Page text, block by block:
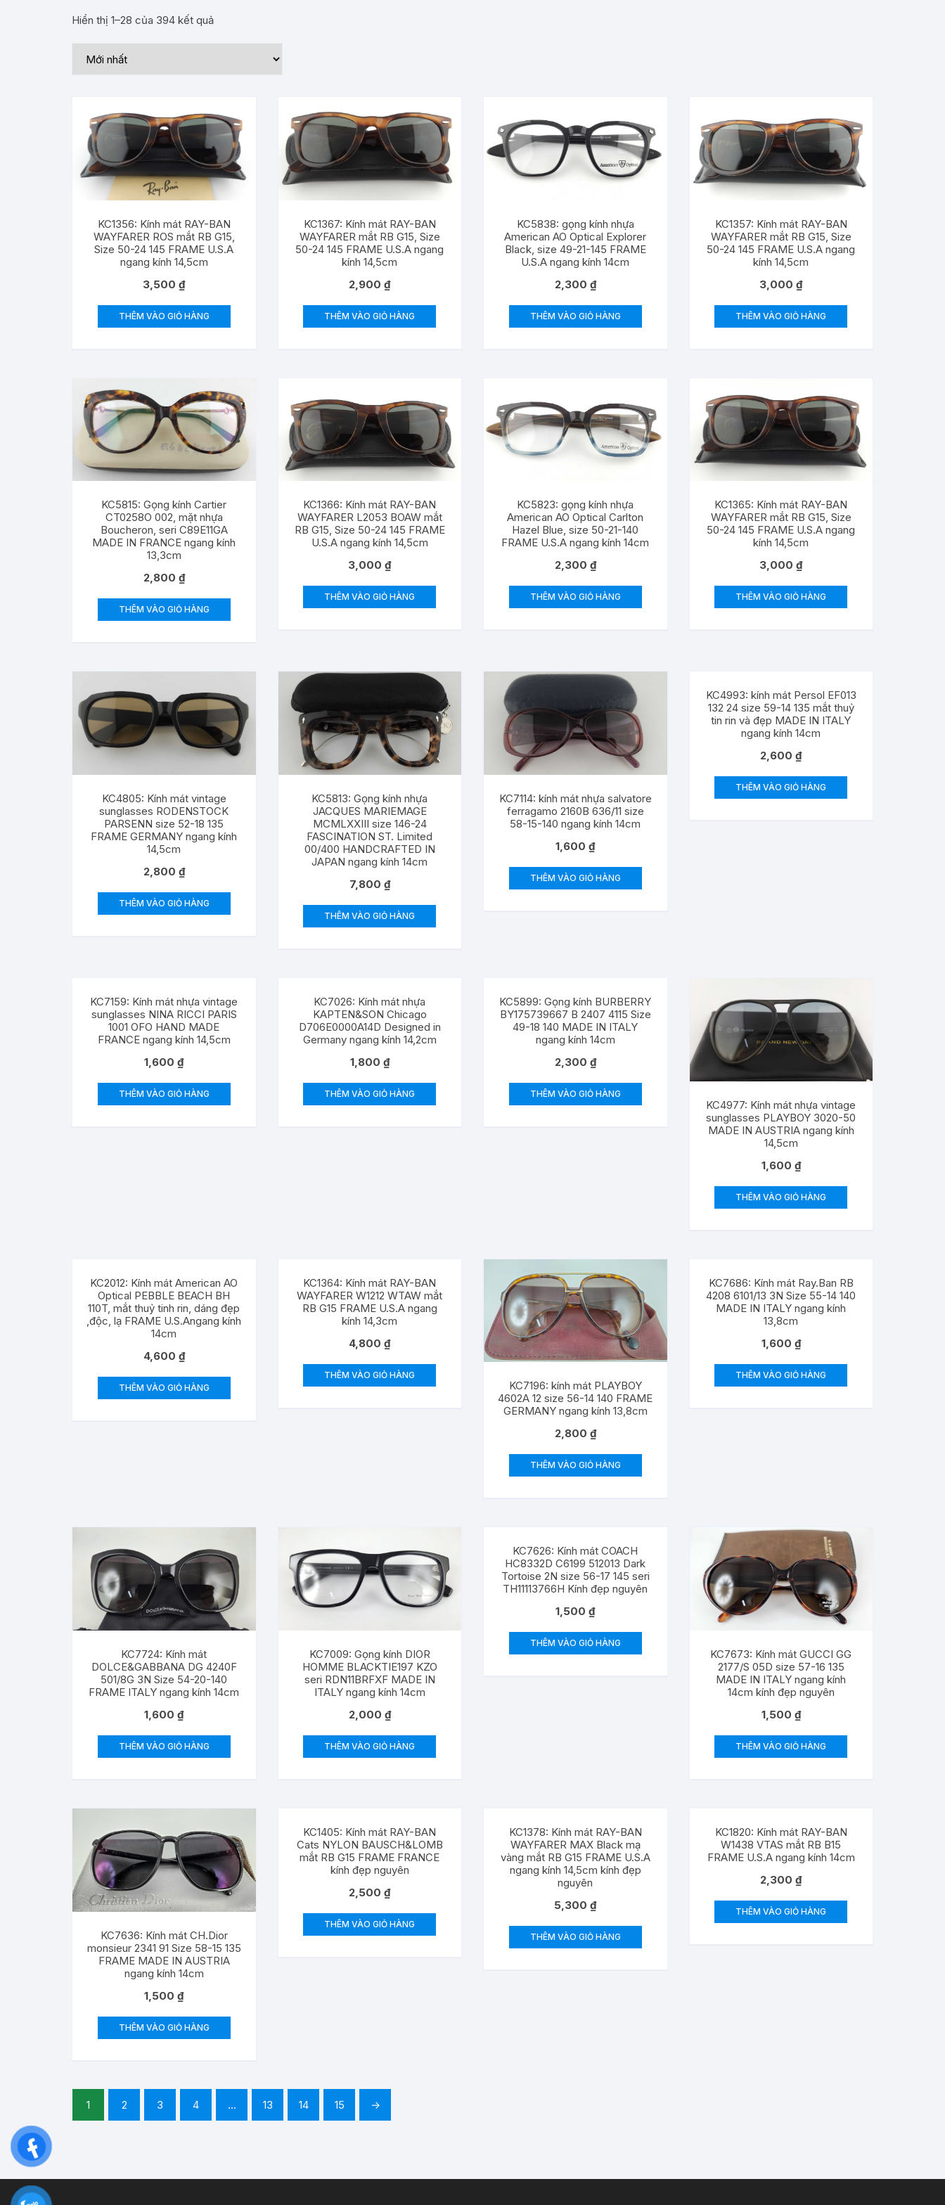
Hiển thị 1–28 của 394 kết quả
KC1356: Kính mát RAY-BAN
WAYFARER ROS mắt RB G15,
Size 50-24 145 FRAME U.S.A
ngang kính 14,5cm
3,500₫
THÊM VÀO GIỎ HÀNG
KC1367: Kính mát RAY-BAN
WAYFARER mắt RB G15, Size
50-24 145 FRAME U.S.A ngang
kính 14,5cm
2,900₫
THÊM VÀO GIỎ HÀNG
KC5838: gọng kính nhựa
American AO Optical Explorer
Black, size 49-21-145 FRAME
U.S.A ngang kính 14cm
2,300 ₫
THÊM VÀO GIỎ HÀNG
KC1357: Kính mát RAY-BAN
WAYFARER mắt RB G15, Size
50-24 145 FRAME U.S.A ngang
kính 14,5cm
3,000₫
THÊM VÀO GIỎ HÀNG
KC5815: Gọng kính Cartier
CT0258O 002, mặt nhựa
Boucheron, seri C89E11GA
MADE IN FRANCE ngang kính
13,3cm
2,800 ₫
THÊM VÀO GIỎ HÀNG
KC1366: Kính mát RAY-BAN
WAYFARER L2053 BOAW mắt
RB G15, Size 50-24 145 FRAME
U.S.A ngang kính 14,5cm
3,000₫
THÊM VÀO GIỎ HÀNG
KC5823: gọng kính nhựa
American AO Optical Carlton
Hazel Blue, size 50-21-140
FRAME U.S.A ngang kính 14cm
2,300 ₫
THÊM VÀO GIỎ HÀNG
KC1365: Kính mát RAY-BAN
WAYFARER mắt RB G15, Size
50-24 145 FRAME U.S.A ngang
kính 14,5cm
3,000₫
THÊM VÀO GIỎ HÀNG
KC4805: Kính mát vintage
sunglasses RODENSTOCK
PARSENN size 52-18 135
FRAME GERMANY ngang kính
14,5cm
2,800 ₫
THÊM VÀO GIỎ HÀNG
KC5813: Gọng kính nhựa
JACQUES MARIEMAGE
MCMLXXIII size 146-24
FASCINATION ST. Limited
00/400 HANDCRAFTED IN
JAPAN ngang kính 14cm
7,800 ₫
THÊM VÀO GIỎ HÀNG
KC7114: kính mát nhựa salvatore
ferragamo 2160B 636/11 size
58-15-140 ngang kính 14cm
1,600₫
THÊM VÀO GIỎ HÀNG
KC4993: kính mát Persol EF013
132 24 size 59-14 135 mắt thuỷ
tin rin và đẹp MADE IN ITALY
ngang kính 14cm
2,600₫
THÊM VÀO GIỎ HÀNG
KC7159: Kính mát nhựa vintage
sunglasses NINA RICCI PARIS
1001 OFO HAND MADE
FRANCE ngang kính 14,5cm
1,600₫
THÊM VÀO GIỎ HÀNG
KC7026: Kính mát nhựa
KAPTEN&SON Chicago
D706E0000A14D Designed in
Germany ngang kính 14,2cm
1,800 ₫
THÊM VÀO GIỎ HÀNG
KC5899: Gọng kính BURBERRY
BY175739667 B 2407 4115 Size
49-18 140 MADE IN ITALY
ngang kính 14cm
2,300 ₫
THÊM VÀO GIỎ HÀNG
KC4977: Kính mát nhựa vintage
sunglasses PLAYBOY 3020-50
MADE IN AUSTRIA ngang kính
14,5cm
1,600 ₫
THÊM VÀO GIỎ HÀNG
KC2012: Kính mát American AO
Optical PEBBLE BEACH BH
110T, mắt thuỷ tinh rin, dáng đẹp
,độc, lạ FRAME U.S.Angang kính
14cm
4,600 ₫
THÊM VÀO GIỎ HÀNG
KC1364: Kính mát RAY-BAN
WAYFARER W1212 WTAW mắt
RB G15 FRAME U.S.A ngang
kính 14,3cm
4,800₫
THÊM VÀO GIỎ HÀNG
KC7196: kính mát PLAYBOY
4602A 12 size 56-14 140 FRAME
GERMANY ngang kính 13,8cm
2,800 ₫
THÊM VÀO GIỎ HÀNG
KC7686: Kính mát Ray.Ban RB
4208 6101/13 3N Size 55-14 140
MADE IN ITALY ngang kính
13,8cm
1,600 ₫
THÊM VÀO GIỎ HÀNG
KC7724: Kính mát
DOLCE&GABBANA DG 4240F
501/8G 3N Size 54-20-140
FRAME ITALY ngang kính 14cm
1,600₫
THÊM VÀO GIỎ HÀNG
KC7009: Gọng kính DIOR
HOMME BLACKTIE197 KZO
seri RDN11BRFXF MADE IN
ITALY ngang kính 14cm
2,000 ₫
THÊM VÀO GIỎ HÀNG
KC7626: Kính mát COACH
HC8332D C6199 512013 Dark
Tortoise 2N size 56-17 145 seri
TH11113766H Kính đẹp nguyên
1,500₫
THÊM VÀO GIỎ HÀNG
KC7673: Kính mát GUCCI GG
2177/S 05D size 57-16 135
MADE IN ITALY ngang kính
14cm kính đẹp nguyên
1,500 ₫
THÊM VÀO GIỎ HÀNG
KC7636: Kính mát CH.Dior
monsieur 2341 91 Size 58-15 135
FRAME MADE IN AUSTRIA
ngang kính 14cm
1,500₫
THÊM VÀO GIỎ HÀNG
KC1405: Kính mát RAY-BAN
Cats NYLON BAUSCH&LOMB
mắt RB G15 FRAME FRANCE
kính đẹp nguyên
2,500₫
THÊM VÀO GIỎ HÀNG
KC1378: Kính mát RAY-BAN
WAYFARER MAX Black mạ
vàng mắt RB G15 FRAME U.S.A
ngang kính 14,5cm kính đẹp
nguyên
5,300₫
THÊM VÀO GIỎ HÀNG
KC1820: Kính mát RAY-BAN
W1438 VTAS mắt RB B15
FRAME U.S.A ngang kính 14cm
2,300₫
THÊM VÀO GIỎ HÀNG
1 2 3 4 … 13 14 15 →